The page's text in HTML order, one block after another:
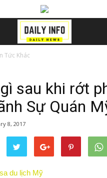
Tức Khác
sau khi rớt
Sự Quán
8, 2017